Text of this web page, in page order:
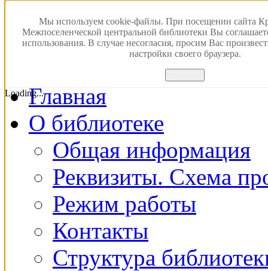
Мы используем cookie-файлы. При посещении сайта
Межпоселенческой центральной библиотеки Вы
использования. В случае несогласия, просим Вас
настройки своего браузера.
Loading...
Версия для
ПОИСК В
Главная
О библиотеке
Общая информация
Реквизиты. Схема
Режим работы
Контакты
Структура